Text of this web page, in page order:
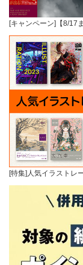
[キャンペーン]【8/17
[特集]人気イラストレ